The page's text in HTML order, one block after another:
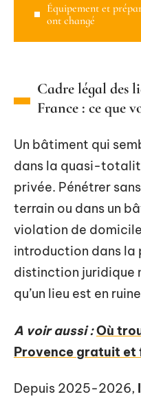
Équipement et
ont changé
Cadre légal des
France : ce que
Un bâtiment qui
dans la quasi-
privée. Pénétrer
terrain ou dans un
violation de domicile
introduction dans la
distinction juridique
qu’un lieu est en
A voir aussi :Où
Provence gratuit et
Depuis 2025-2026,